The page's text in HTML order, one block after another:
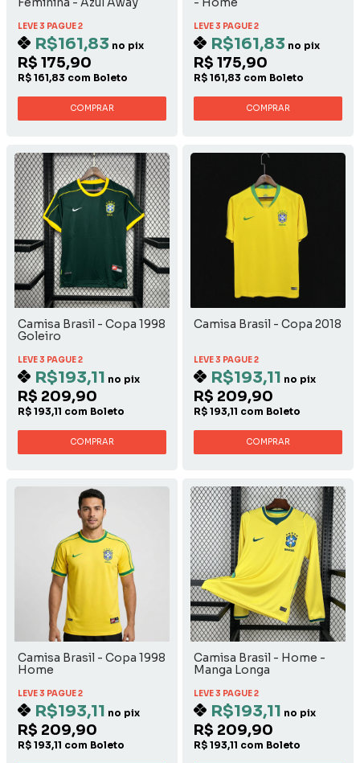
LEVE 3 PAGUE 2
R$161,83 no pix
R$ 175,90
R$ 161,83 com Boleto
COMPRAR
LEVE 3 PAGUE 2
R$161,83 no pix
R$ 175,90
R$ 161,83 com Boleto
COMPRAR
Camisa Brasil - Copa 1998
Goleiro
LEVE 3 PAGUE 2
R$193,11 no pix
R$ 209,90
R$ 193,11 com Boleto
COMPRAR
Camisa Brasil - Copa 2018
LEVE 3 PAGUE 2
R$193,11 no pix
R$ 209,90
R$ 193,11 com Boleto
COMPRAR
Camisa Brasil - Copa 1998
Home
LEVE 3 PAGUE 2
R$193,11 no pix
R$ 209,90
R$ 193,11 com Boleto
Camisa Brasil - Home -
Manga Longa
LEVE 3 PAGUE 2
R$193,11 no pix
R$ 209,90
R$ 193,11 com Boleto